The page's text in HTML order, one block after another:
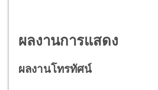
ผลงานการแสดง
ผลงานโทรทัศน์